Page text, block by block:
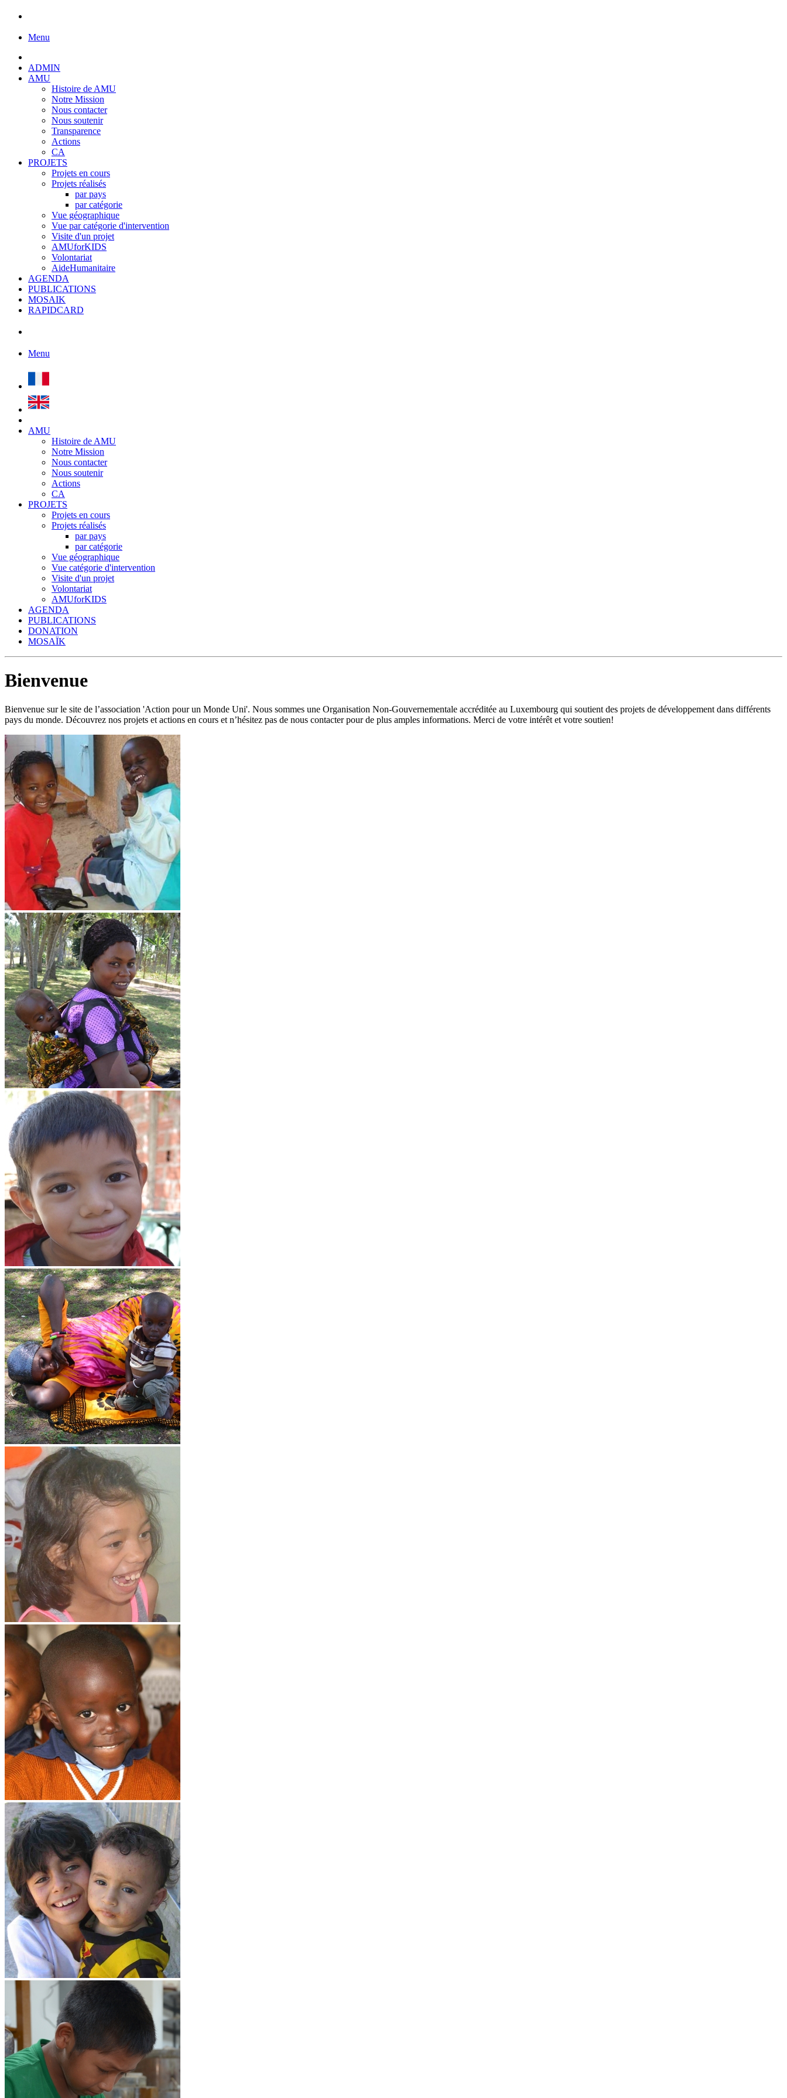
Menu
ADMIN
AMU
Histoire de AMU
Notre Mission
Nous contacter
Nous soutenir
Transparence
Actions
CA
PROJETS
Projets en cours
Projets réalisés
par pays
par catégorie
Vue géographique
Vue par catégorie d'intervention
Visite d'un projet
AMUforKIDS
Volontariat
AideHumanitaire
AGENDA
PUBLICATIONS
MOSAIK
RAPIDCARD
Menu
AMU
Histoire de AMU
Notre Mission
Nous contacter
Nous soutenir
Actions
CA
PROJETS
Projets en cours
Projets réalisés
par pays
par catégorie
Vue géographique
Vue catégorie d'intervention
Visite d'un projet
Volontariat
AMUforKIDS
AGENDA
PUBLICATIONS
DONATION
MOSAÏK
Bienvenue
Bienvenue sur le site de l’association 'Action pour un Monde Uni'. Nous sommes une Organisation Non-Gouvernementale accréditée au Luxembourg qui soutient des projets de développement dans différents
pays du monde. Découvrez nos projets et actions en cours et n’hésitez pas de nous contacter pour de plus amples informations. Merci de votre intérêt et votre soutien!